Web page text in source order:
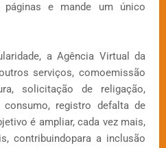
e mande um único
a Agência Virtual da
serviços, comoemissão
solicitação de religação,
registro defalta de
é ampliar, cada vez mais,
contribuindopara a inclusão